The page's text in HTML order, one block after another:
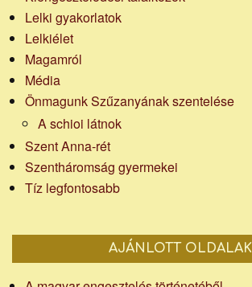
Lelki gyakorlatok
Lelkiélet
Magamról
Média
Önmagunk Szűzanyának szentelése
A schioi látnok
Szent Anna-rét
Szentháromság gyermekei
Tíz legfontosabb
AJÁNLOTT OLDALAK